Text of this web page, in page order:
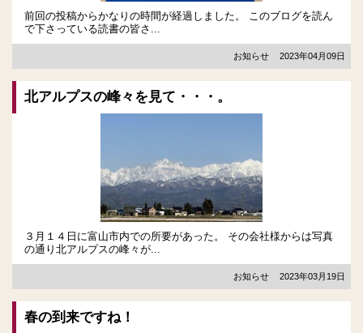
前回の投稿からかなりの時間が経過しました。 このブログを読ん
で下さっている読書の皆さ...
お知らせ 2023年04月09日
北アルプスの峰々を見て・・・。
３月１４日に富山市内での所要があった。 その会社様からは写真
の通り北アルプスの峰々が...
お知らせ 2023年03月19日
春の到来ですね！